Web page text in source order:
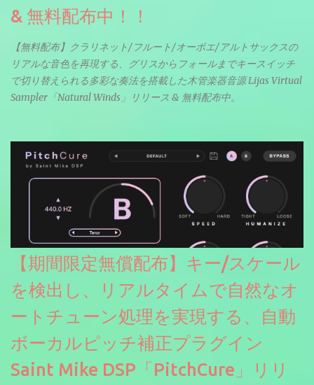
& 無料配布中！！
【無料配布】クラリネット/フルート/オーボエ/アルトサックスの
リアルな音色を再現する、グリスからフォールまでキースイッチ
で切り替えられる多彩な奏法を搭載した木管楽器音源 Lijas Virtual
Sampler「Natural Winds」リリース & 無料配布中。
【期間限定無償配布】キー/スケール
を検出し、リアルタイムで自然なオ
ートチューン処理を実現する、自動
ボーカルピッチ補正プラグイン
Saint Mike DSP「PitchCure」リリ